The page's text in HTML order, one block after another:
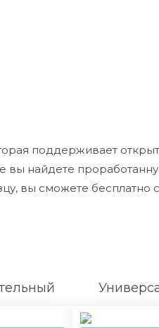
поддерживает
найдете
вы сможете бесплатно